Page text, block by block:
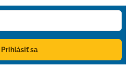
Prihlásiť sa